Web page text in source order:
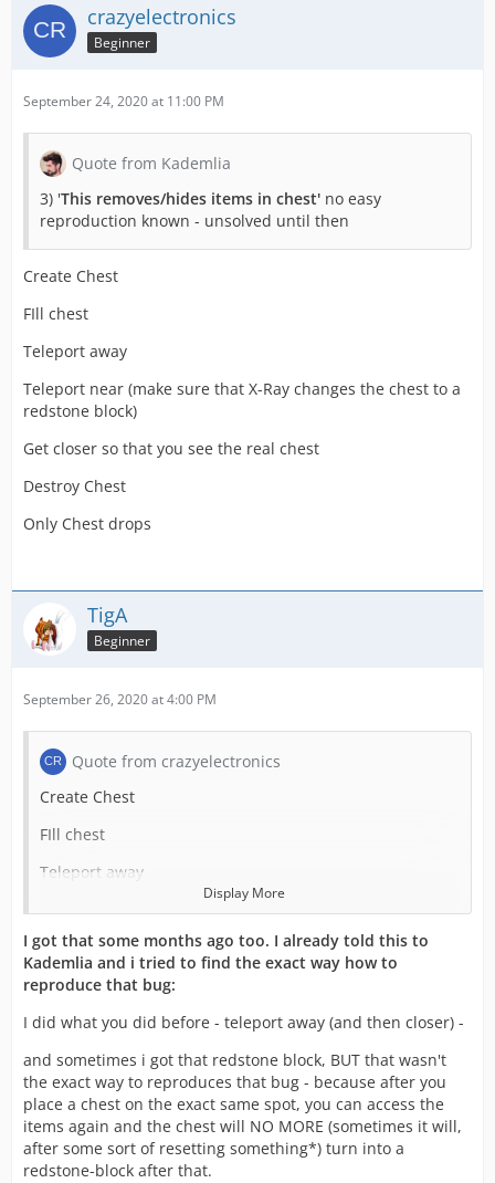
crazyelectronics
Beginner
September 24, 2020 at 11:00 PM
Quote from Kademlia
3) 'This removes/hides items in chest' no easy
reproduction known - unsolved until then
Create Chest
FIll chest
Teleport away
Teleport near (make sure that X-Ray changes the chest to a
redstone block)
Get closer so that you see the real chest
Destroy Chest
Only Chest drops
TigA
Beginner
September 26, 2020 at 4:00 PM
Quote from crazyelectronics
Create Chest
FIll chest
Teleport away
Teleport near (make sure that X-Ray changes the chest
to a redstone block)
Get closer so that you see the real chest
Display More
I got that some months ago too. I already told this to
Kademlia and i tried to find the exact way how to
reproduce that bug:
I did what you did before - teleport away (and then closer) -
and sometimes i got that redstone block, BUT that wasn't
the exact way to reproduces that bug - because after you
place a chest on the exact same spot, you can access the
items again and the chest will NO MORE (sometimes it will,
after some sort of resetting something*) turn into a
redstone-block after that.